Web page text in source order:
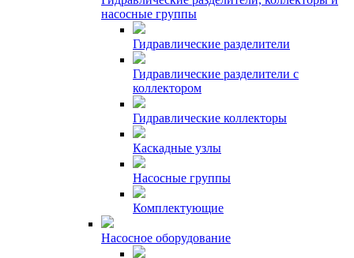
насосные группы
Гидравлические разделители
Гидравлические разделители с
коллектором
Гидравлические коллекторы
Каскадные узлы
Насосные группы
Комплектующие
Насосное оборудование